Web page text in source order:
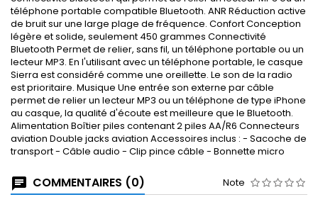
téléphone portable compatible Bluetooth. ANR Réduction active
de bruit sur une large plage de fréquence. Confort Conception
légère et solide, seulement 450 grammes Connectivité
Bluetooth Permet de relier, sans fil, un téléphone portable ou un
lecteur MP3. En l'utilisant avec un téléphone portable, le casque
Sierra est considéré comme une oreillette. Le son de la radio
est prioritaire. Musique Une entrée son externe par câble
permet de relier un lecteur MP3 ou un téléphone de type iPhone
au casque, la qualité d'écoute est meilleure que le Bluetooth.
Alimentation Boîtier piles contenant 2 piles AA/R6 Connecteurs
aviation Double jacks aviation Accessoires inclus : - Sacoche de
transport - Câble audio - Clip pince câble - Bonnette micro
COMMENTAIRES (0) Note